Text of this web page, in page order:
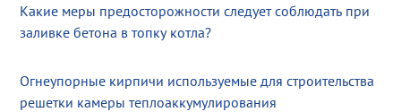
Какие меры предосторожности следует соблюдать при
заливке бетона в топку котла?
Огнеупорные кирпичи используемые для строительства
решетки камеры теплоаккумулирования